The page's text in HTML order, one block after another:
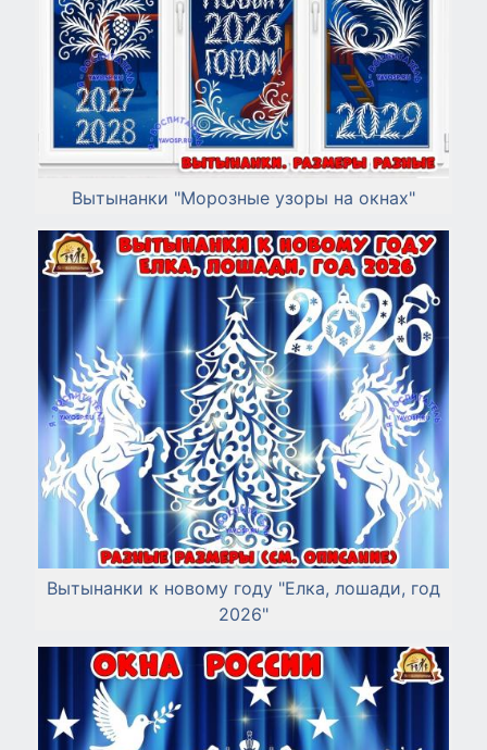
Вытынанки "Морозные узоры на окнах"
Вытынанки к новому году "Елка, лошади, год
2026"